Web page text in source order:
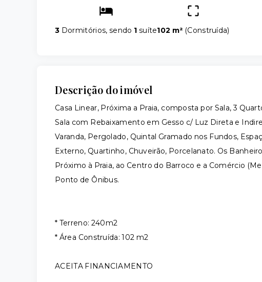
3 Dormitórios, sendo 1 suíte102 m² (Construída)
Descrição do imóvel
Casa Linear, Próxima a Praia, composta por Sala, 3
Sala com Rebaixamento em Gesso c/ Luz Direta e
Varanda, Pergolado, Quintal Gramado nos Fundos,
Externo, Quartinho, Chuveirão, Porcelanato. Os
Próximo à Praia, ao Centro do Barroco e a Comércio
Ponto de Ônibus.
* Terreno: 240m2
* Área Construída: 102 m2
ACEITA FINANCIAMENTO